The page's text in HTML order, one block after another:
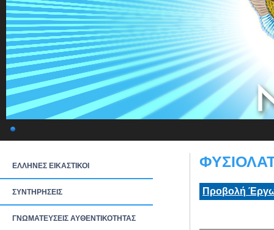
ΕΛΛΗΝΕΣ ΕΙΚΑΣΤΙΚΟΙ
ΣΥΝΤΗΡΗΣΕΙΣ
ΓΝΩΜΑΤΕΥΣΕΙΣ ΑΥΘΕΝΤΙΚΟΤΗΤΑΣ
Προβολή